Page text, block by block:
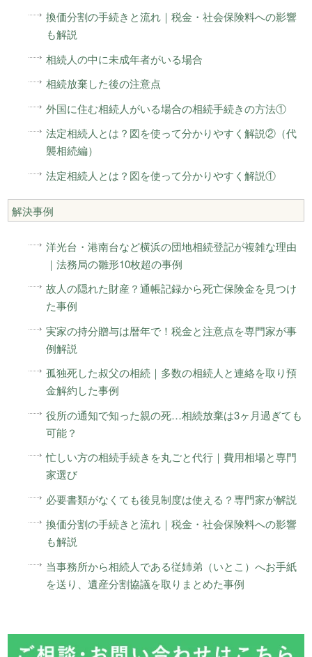
換価分割の手続きと流れ｜税金・社会保険料への影響
も解説
相続人の中に未成年者がいる場合
相続放棄した後の注意点
外国に住む相続人がいる場合の相続手続きの方法①
法定相続人とは？図を使って分かりやすく解説②（代
襲相続編）
法定相続人とは？図を使って分かりやすく解説①
解決事例
洋光台・港南台など横浜の団地相続登記が複雑な理由
｜法務局の雛形10枚超の事例
故人の隠れた財産？通帳記録から死亡保険金を見つけ
た事例
実家の持分贈与は暦年で！税金と注意点を専門家が事
例解説
孤独死した叔父の相続｜多数の相続人と連絡を取り預
金解約した事例
役所の通知で知った親の死…相続放棄は3ヶ月過ぎても
可能？
忙しい方の相続手続きを丸ごと代行｜費用相場と専門
家選び
必要書類がなくても後見制度は使える？専門家が解説
換価分割の手続きと流れ｜税金・社会保険料への影響
も解説
当事務所から相続人である従姉弟（いとこ）へお手紙
を送り、遺産分割協議を取りまとめた事例